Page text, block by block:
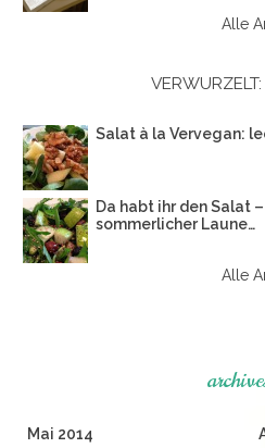
Alle
VERWURZELT:
Salat à la Vervegan:
Da habt ihr den Salat
sommerlicher Laune…
Alle
Mai 2014